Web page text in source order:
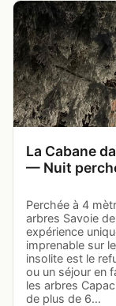
La Cabane
— Nuit
Perchée à 4
arbres Savoie
expérience
imprenable sur
insolite est le
ou un séjour en
les arbres
de plus de 6…